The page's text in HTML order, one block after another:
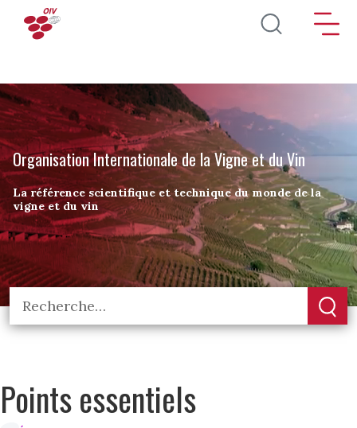
Aller au contenu principal
Organisation Internationale de la Vigne et du Vin
La référence scientifique et technique du monde de la
vigne et du vin
Points essentiels